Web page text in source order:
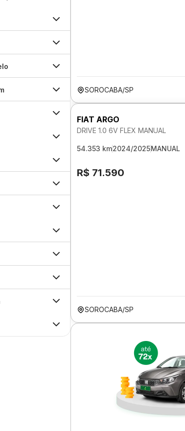
SOROCABA/SP
FIAT ARGO
DRIVE 1.0 6V FLEX MANUAL
54.353 km2024/2025MANUAL
R$ 71.590
SOROCABA/SP